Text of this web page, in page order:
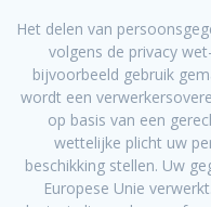
Het delen van
volgens de privacy
bijvoorbeeld gebruik
wordt een
op basis van een
wettelijke plicht uw
beschikking stellen. Uw
Europese Unie